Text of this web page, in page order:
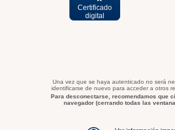
Certificado
digital
Una vez que se haya autenticado no será
identificarse de nuevo para acceder a otros
Para desconectarse, recomendamos que
navegador (cerrando todas las